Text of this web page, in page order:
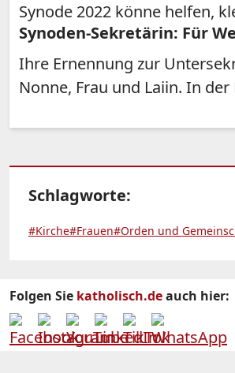
Synode 2022 könne helfen,
Synoden-Sekretärin: Für
Ihre Ernennung zur
Nonne, Frau und Laiin. In
Schlagworte:
#Kirche#Frauen#Orden und
Folgen Sie katholisch.deauch hier: